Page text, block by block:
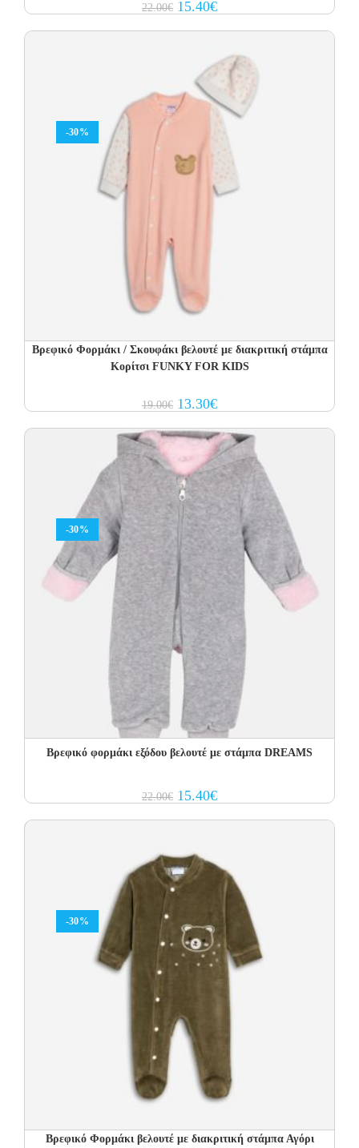
22.00€ Original
price
15.40€Current
price
-30%
Βρεφικό Φορμάκι / Σκουφάκι βελουτέ με διακριτική στάμπα
Κορίτσι FUNKY FOR KIDS
19.00€ Original
price
19.00€.
13.30€Current
price
13.30€.
-30%
Βρεφικό φορμάκι εξόδου βελουτέ με στάμπα DREAMS
22.00€ Original
price
15.40€Current
price
-30%
Βρεφικό Φορμάκι βελουτέ με διακριτική στάμπα Αγόρι